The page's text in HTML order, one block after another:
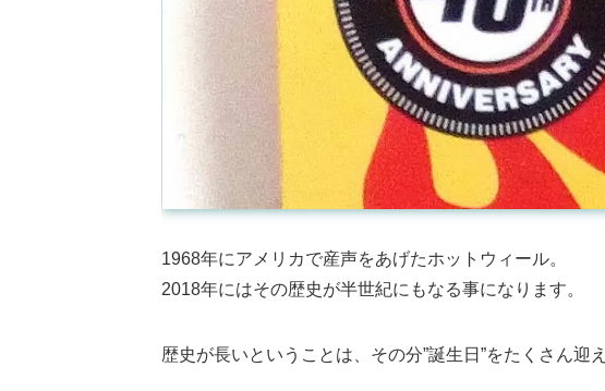
1968年にアメリカで産声をあげたホットウィール。
2018年にはその歴史が半世紀にもなる事になります。
歴史が長いということは、その分”誕生日”をたくさん迎